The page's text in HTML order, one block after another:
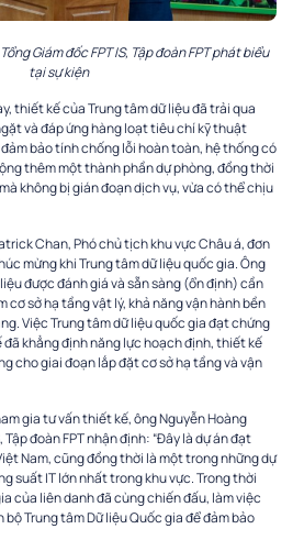
Giám đốc FPT IS, Tập đoàn FPT phát biểu
tại sự kiện
thiết kế của Trung tâm dữ liệu đã trải qua
và đáp ứng hàng loạt tiêu chí kỹ thuật
bảo tính chống lỗi hoàn toàn, hệ thống có
thêm một thành phần dự phòng, đồng thời
không bị gián đoạn dịch vụ, vừa có thể chịu
Chan, Phó chủ tịch khu vực Châu á, đơn
mừng khi Trung tâm dữ liệu quốc gia. Ông
được đánh giá và sẵn sàng (ổn định) cần
cơ sở hạ tầng vật lý, khả năng vận hành bền
Việc Trung tâm dữ liệu quốc gia đạt chứng
đã khẳng định năng lực hoạch định, thiết kế
cho giai đoạn lắp đặt cơ sở hạ tầng và vận
gia tư vấn thiết kế, ông Nguyễn Hoàng
Tập đoàn FPT nhận định: “Đây là dự án đạt
Nam, cũng đồng thời là một trong những dự
suất IT lớn nhất trong khu vực. Trong thời
của liên danh đã cùng chiến đấu, làm việc
Trung tâm Dữ liệu Quốc gia để đảm bảo